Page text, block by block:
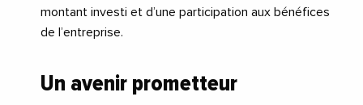
montant investi et d’une participation aux bénéfices
de l’entreprise.
Un avenir prometteur